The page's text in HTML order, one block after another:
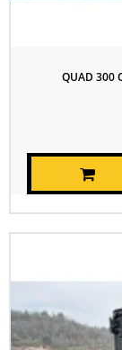
QUAD 300